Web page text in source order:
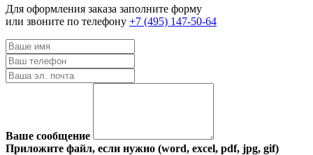
Для оформления заказа заполните форму
или звоните по телефону +7 (495) 147-50-64
Ваше сообщение
Приложите файл, если нужно (word, excel, pdf, jpg, gif)